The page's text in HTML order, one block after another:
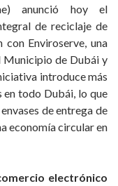
anunció hoy el
de reciclaje de
con Enviroserve, una
Municipio de Dubái y
introduce más
todo Dubái, lo que
de entrega de
economía circular en
electrónico